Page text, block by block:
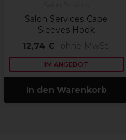
Salon Services Cape
Sleeves Hook
12,74 €
ohne MwSt.
IM ANGEBOT
In den Warenkorb